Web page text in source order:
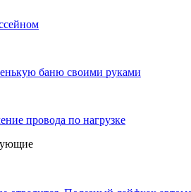
баню своими руками
провода по нагрузке